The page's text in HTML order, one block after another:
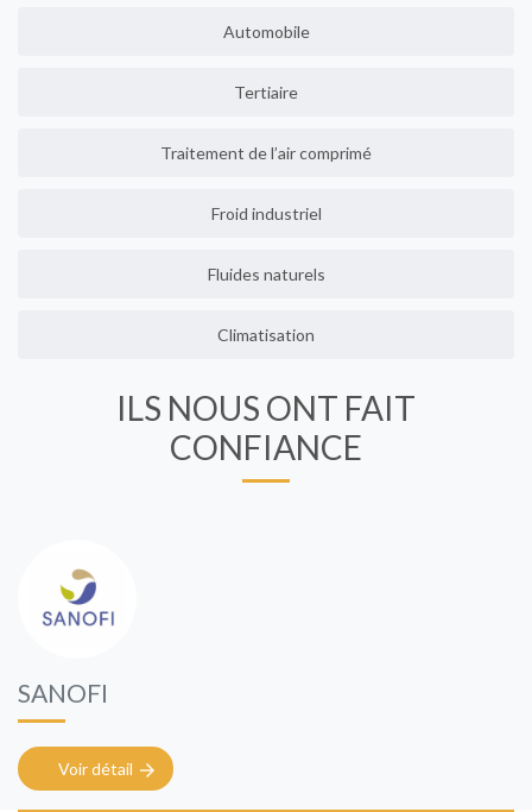
Automobile
Tertiaire
Traitement de l’air comprimé
Froid industriel
Fluides naturels
Climatisation
ILS NOUS ONT FAIT
CONFIANCE
SANOFI
Voir détail